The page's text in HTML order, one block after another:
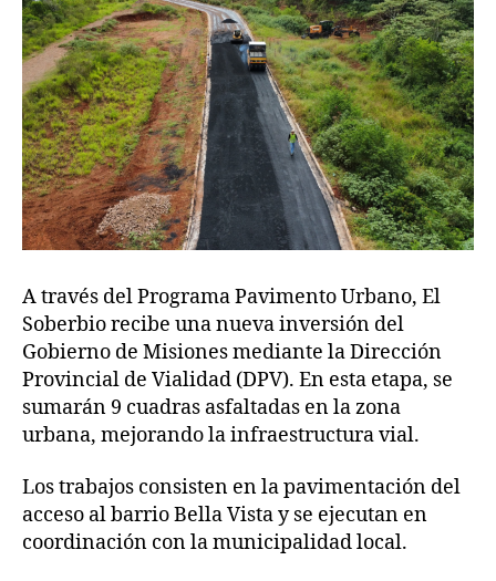
A través del Programa Pavimento Urbano, El
Soberbio recibe una nueva inversión del
Gobierno de Misiones mediante la Dirección
Provincial de Vialidad (DPV). En esta etapa, se
sumarán 9 cuadras asfaltadas en la zona
urbana, mejorando la infraestructura vial.
Los trabajos consisten en la pavimentación del
acceso al barrio Bella Vista y se ejecutan en
coordinación con la municipalidad local.